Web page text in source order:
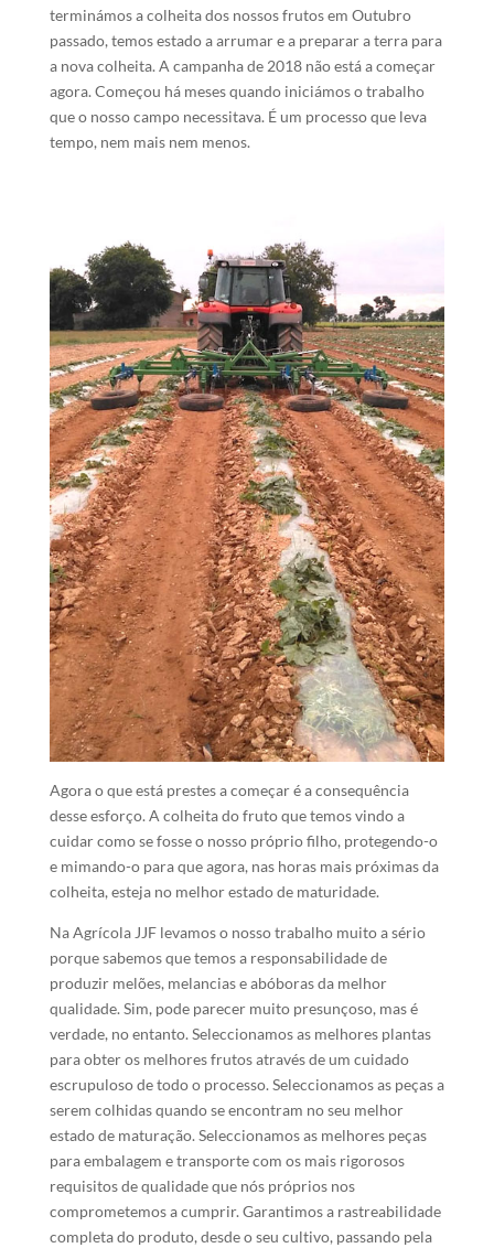
terminámos a colheita dos nossos frutos em Outubro
passado, temos estado a arrumar e a preparar a terra para
a nova colheita. A campanha de 2018 não está a começar
agora. Começou há meses quando iniciámos o trabalho
que o nosso campo necessitava. É um processo que leva
tempo, nem mais nem menos.
Agora o que está prestes a começar é a consequência
desse esforço. A colheita do fruto que temos vindo a
cuidar como se fosse o nosso próprio filho, protegendo-o
e mimando-o para que agora, nas horas mais próximas da
colheita, esteja no melhor estado de maturidade.
Na Agrícola JJF levamos o nosso trabalho muito a sério
porque sabemos que temos a responsabilidade de
produzir melões, melancias e abóboras da melhor
qualidade. Sim, pode parecer muito presunçoso, mas é
verdade, no entanto. Seleccionamos as melhores plantas
para obter os melhores frutos através de um cuidado
escrupuloso de todo o processo. Seleccionamos as peças a
serem colhidas quando se encontram no seu melhor
estado de maturação. Seleccionamos as melhores peças
para embalagem e transporte com os mais rigorosos
requisitos de qualidade que nós próprios nos
comprometemos a cumprir. Garantimos a rastreabilidade
completa do produto, desde o seu cultivo, passando pela